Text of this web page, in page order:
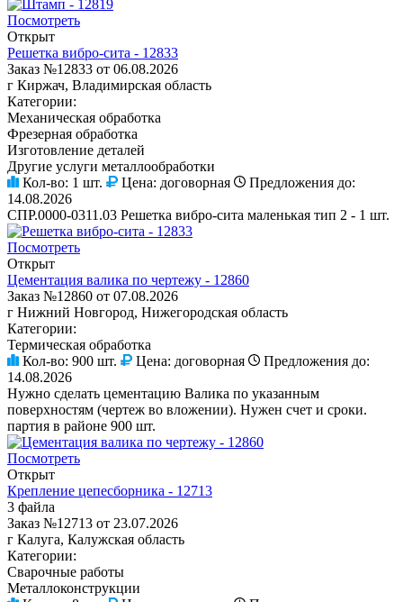
Посмотреть
Открыт
Решетка вибро-сита - 12833
Заказ №12833 от 06.08.2026
г Киржач, Владимирская область
Категории:
Механическая обработка
Фрезерная обработка
Изготовление деталей
Другие услуги металлообработки
Кол-во: 1 шт. Цена: договорная
Предложения до:
14.08.2026
СПР.0000-0311.03 Решетка вибро-сита маленькая тип 2 - 1 шт.
Посмотреть
Открыт
Цементация валика по чертежу - 12860
Заказ №12860 от 07.08.2026
г Нижний Новгород, Нижегородская область
Категории:
Термическая обработка
Кол-во: 900 шт. Цена: договорная
Предложения до:
14.08.2026
Нужно сделать цементацию Валика по указанным
поверхностям (чертеж во вложении). Нужен счет и сроки.
партия в районе 900 шт.
Посмотреть
Открыт
Крепление цепесборника - 12713
3 файла
Заказ №12713 от 23.07.2026
г Калуга, Калужская область
Категории:
Сварочные работы
Металлоконструкции